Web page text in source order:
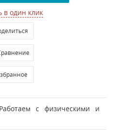
в один клик
с физическими и